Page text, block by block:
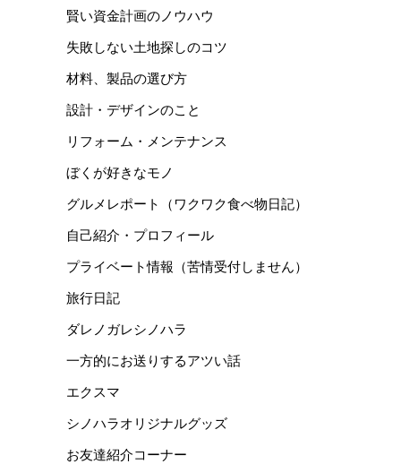
賢い資金計画のノウハウ
失敗しない土地探しのコツ
材料、製品の選び方
設計・デザインのこと
リフォーム・メンテナンス
ぼくが好きなモノ
グルメレポート（ワクワク食べ物日記）
自己紹介・プロフィール
プライベート情報（苦情受付しません）
旅行日記
ダレノガレシノハラ
一方的にお送りするアツい話
エクスマ
シノハラオリジナルグッズ
お友達紹介コーナー